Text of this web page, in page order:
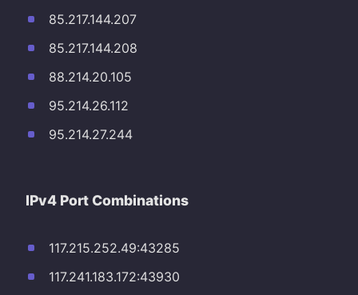
85.217.144.207
85.217.144.208
88.214.20.105
95.214.26.112
95.214.27.244
IPv4 Port Combinations
117.215.252.49:43285
117.241.183.172:43930